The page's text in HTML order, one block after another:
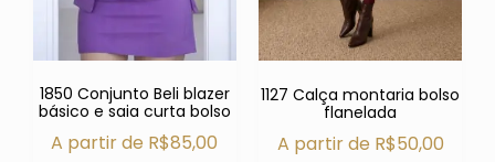
1850 Conjunto Beli blazer
básico e saia curta bolso
A partir de R$85,00
1127 Calça montaria bolso
flanelada
A partir de R$50,00